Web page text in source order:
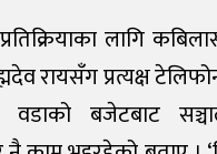
लागि
रायसँग प्रत्यक्ष
वडाको बजेटबाट